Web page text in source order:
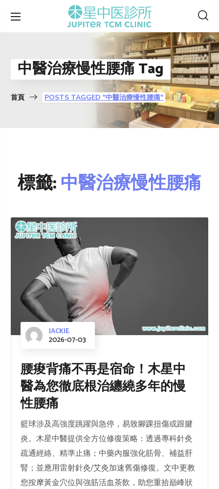
中醫治療慢性腰痛 Tag
首頁 POSTS TAGGED "中醫治療慢性腰痛"
標籤:中醫治療慢性腰痛
JACKIE
2026-07-03
腰痠背痛不再是宿命！木星中
醫為您徹底根治纏繞多年的慢
性腰痛
籃球涉及高強度跳躍與急停，易致腳踝扭傷或跟腱
炎。木星中醫提供全方位修復策略：透過專科針灸
疏通經絡、精準止痛；中藥內服強化筋骨、補益肝
腎；並應用雷射針灸/艾灸加速舊傷修復。文中更教
您按摩黃金穴位與強筋活血茶飲，助您重拾巔峰狀